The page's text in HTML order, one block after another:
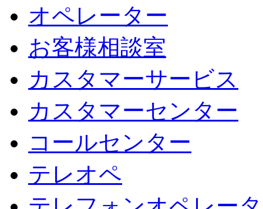
オペレーター
お客様相談室
カスタマーサービス
カスタマーセンター
コールセンター
テレオペ